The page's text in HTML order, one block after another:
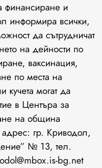
финансиране и
информира всички,
да сътрудничат
на дейности по
ваксинация,
по места на
кучета могат да
в Центъра за
на община
гр. Криводол,
№ 13, тел.
bg.net